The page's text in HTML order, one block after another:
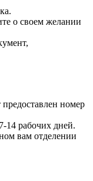
о своем желании
номер
14 рабочих дней.
вам отделении